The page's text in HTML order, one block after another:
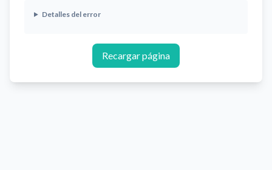
Detalles del error
Recargar página